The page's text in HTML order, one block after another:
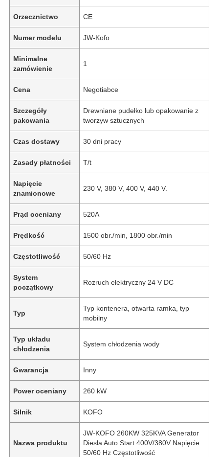
Orzecznictwo CE
Numer modelu JW-Kofo
Minimalne
zamówienie
1
Cena Negotiabce
Szczegóły
pakowania
Drewniane pudełko lub opakowanie z
tworzyw sztucznych
Czas dostawy 30 dni pracy
Zasady płatności T/t
Napięcie
znamionowe
230 V, 380 V, 400 V, 440 V.
Prąd oceniany 520A
Prędkość 1500 obr./min, 1800 obr./min
Częstotliwość 50/60 Hz
System
początkowy
Rozruch elektryczny 24 V DC
Typ
Typ kontenera, otwarta ramka, typ
mobilny
Typ układu
chłodzenia
System chłodzenia wody
Gwarancja Inny
Power oceniany 260 kW
Silnik KOFO
Nazwa produktu
JW-KOFO 260KW 325KVA Generator
Diesla Auto Start 400V/380V Napięcie
50/60 Hz Częstotliwość